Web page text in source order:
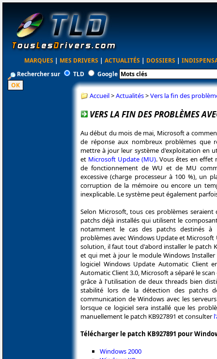
MARQUES | MES DRIVERS | ACTUALITÉS | DOSSIERS |
Rechercher sur
TLD Google
Accueil>Actualités>Vers la fin des
VERS LA FIN DES PROBLÈMES
Au début du mois de mai, Microsoft a
de réponse aux nombreux problèmes que
mettre à jour leur système d'exploitation en
et Microsoft Update (MU). Vous êtes en effet
de fonctionnement de WU et de MU
excessive (charge processeur à 100 %), un
corruption de la mémoire ou encore un
inexplicable. Le système peut également
Selon Microsoft, tous ces problèmes
patchs déjà installés qui utilisent le
notamment le cas des patchs destinés à
problèmes avec Windows Update et
solution, il faut tout d'abord installer le patch
et qui met à jour le module Windows
logiciel Windows Update Automatic Client
Automatic Client 3.0, Microsoft a séparé le
grâce à l'utilisation de deux threads bien
stabilité lors de la détection des patchs
communication de Windows avec les
lorsque ce logiciel sera installé que les
manuellement le patch KB927891 et consulter
Télécharger le patch KB927891 pour
Windows 2000